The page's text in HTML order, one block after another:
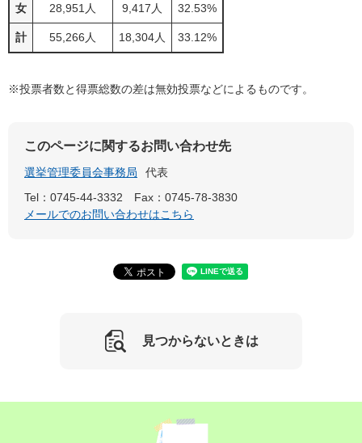
女 28,951人 9,417人 32.53%
計 55,266人 18,304人 33.12%
※投票者数と得票総数の差は無効投票などによるものです。
このページに関するお問い合わせ先
選挙管理委員会事務局
代表
Tel：0745-44-3332
Fax：0745-78-3830
メールでのお問い合わせはこちら
見つからないときは